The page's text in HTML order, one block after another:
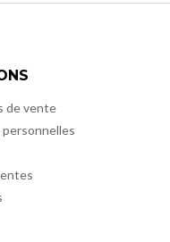
de vente